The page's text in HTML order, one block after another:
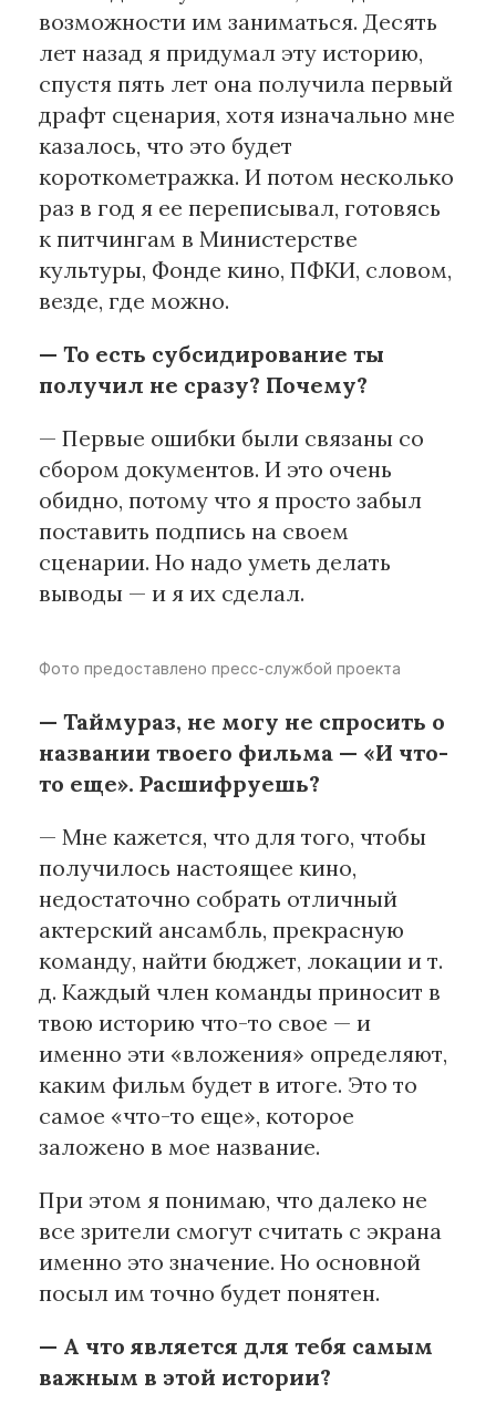
возможности им заниматься. Десять
лет назад я придумал эту историю,
спустя пять лет она получила первый
драфт сценария, хотя изначально мне
казалось, что это будет
короткометражка. И потом несколько
раз в год я ее переписывал, готовясь
к питчингам в Министерстве
культуры, Фонде кино, ПФКИ, словом,
везде, где можно.
— То есть субсидирование ты
получил не сразу? Почему?
— Первые ошибки были связаны со
сбором документов. И это очень
обидно, потому что я просто забыл
поставить подпись на своем
сценарии. Но надо уметь делать
выводы — и я их сделал.
Фото предоставлено пресс-службой проекта
— Таймураз, не могу не спросить о
названии твоего фильма — «И что-
то еще». Расшифруешь?
— Мне кажется, что для того, чтобы
получилось настоящее кино,
недостаточно собрать отличный
актерский ансамбль, прекрасную
команду, найти бюджет, локации и т.
д. Каждый член команды приносит в
твою историю что-то свое — и
именно эти «вложения» определяют,
каким фильм будет в итоге. Это то
самое «что-то еще», которое
заложено в мое название.
При этом я понимаю, что далеко не
все зрители смогут считать с экрана
именно это значение. Но основной
посыл им точно будет понятен.
— А что является для тебя самым
важным в этой истории?